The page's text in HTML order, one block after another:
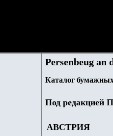
Persenbeug an
Каталог
Под редакцией
АВСТРИЯ